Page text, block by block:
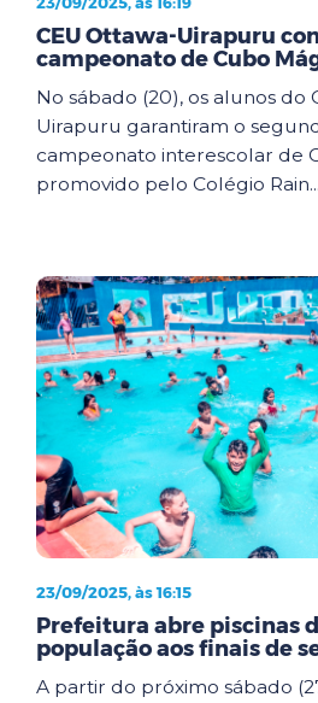
CEU Ottawa-Uirapuru
campeonato de Cubo
No sábado (20), os alunos do
Uirapuru garantiram o
campeonato interescolar de
promovido pelo Colégio Rain...
23/09/2025, às 16:15
Prefeitura abre piscinas
população aos finais de
A partir do próximo sábado